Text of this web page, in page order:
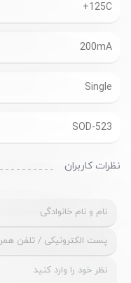
+125C
200mA
Single
SOD-523
نظرات کاربران